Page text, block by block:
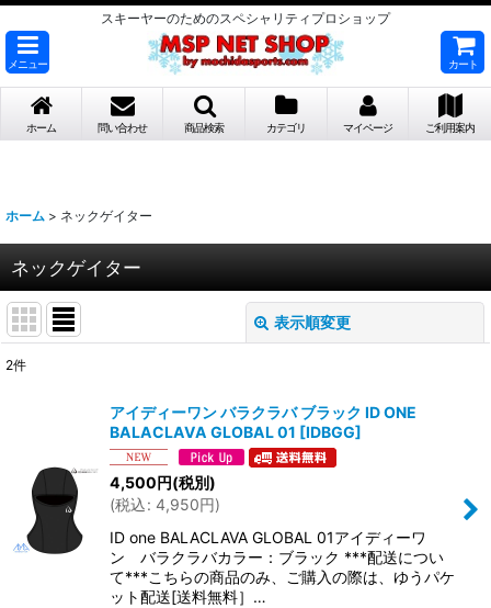
スキーヤーのためのスペシャリティプロショップ
メニュー カート
ホーム 問い合わせ 商品検索 カテゴリ マイページ ご利用案内
ホーム > ネックゲイター
ネックゲイター
表示順変更
絞り込む
2件
アイディーワン バラクラバ ブラック ID ONE
BALACLAVA GLOBAL 01 [IDBGG]
4,500円(税別)
(税込: 4,950円)
ID one BALACLAVA GLOBAL 01アイディーワ
ン バラクラバカラー：ブラック ***配送につい
て***こちらの商品のみ、ご購入の際は、ゆうパケ
ット配送[送料無料］…